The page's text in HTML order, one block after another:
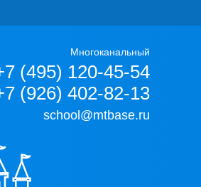
Многоканальный
(495) 120-45-54
(926) 402-82-13
school@mtbase.ru